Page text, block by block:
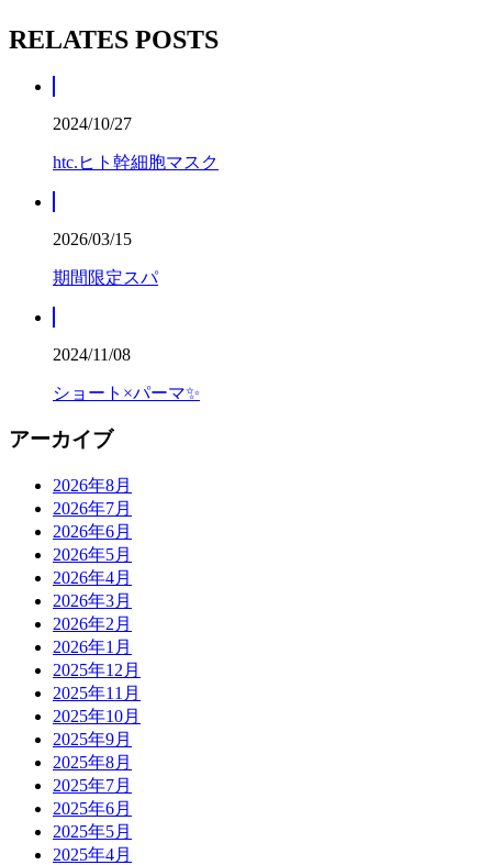
RELATES POSTS
2024/10/27
htc.ヒト幹細胞マスク
2026/03/15
期間限定スパ
2024/11/08
ショート×パーマ✨
アーカイブ
2026年8月
2026年7月
2026年6月
2026年5月
2026年4月
2026年3月
2026年2月
2026年1月
2025年12月
2025年11月
2025年10月
2025年9月
2025年8月
2025年7月
2025年6月
2025年5月
2025年4月